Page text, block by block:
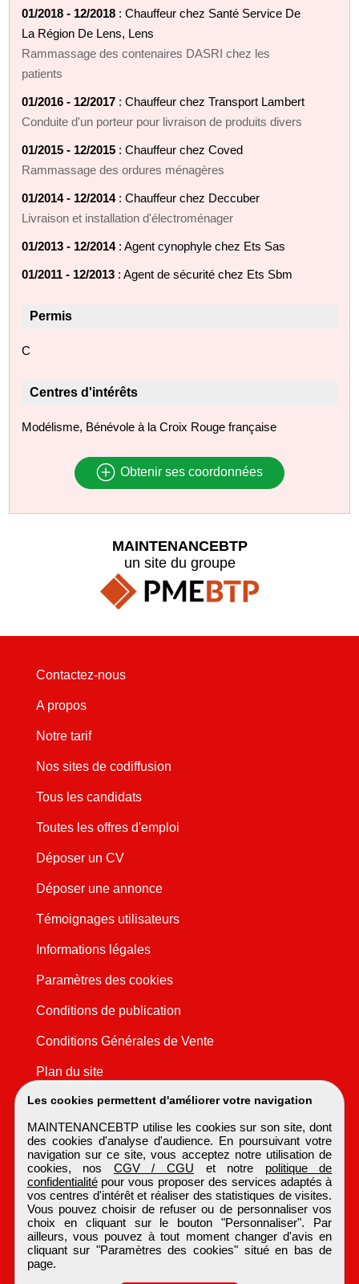
01/2018 - 12/2018 : Chauffeur chez Santé Service De
La Région De Lens, Lens
Rammassage des contenaires DASRI chez les
patients
01/2016 - 12/2017 : Chauffeur chez Transport Lambert
Conduite d'un porteur pour livraison de produits divers
01/2015 - 12/2015 : Chauffeur chez Coved
Rammassage des ordures ménagères
01/2014 - 12/2014: Chauffeur chez Deccuber
Livraison et installation d'électroménager
01/2013 - 12/2014: Agent cynophyle chez Ets Sas
01/2011 - 12/2013 : Agent de sécurité chez Ets Sbm
Permis
C
Centres d'intérêts
Modélisme, Bénévole à la Croix Rouge française
Obtenir ses coordonnées
Les cookies permettent d'améliorer votre navigation
MAINTENANCEBTP utilise les cookies sur son site, dont
des cookies d'analyse d'audience. En poursuivant votre
navigation sur ce site, vous acceptez notre utilisation de
cookies, nos CGV / CGU et notre politique de
confidentialitépour vous proposer des services adaptés à
vos centres d'intérêt et réaliser des statistiques de visites.
Vous pouvez choisir de refuser ou de personnaliser vos
choix en cliquant sur le bouton "Personnaliser". Par
ailleurs, vous pouvez à tout moment changer d'avis en
cliquant sur "Paramètres des cookies" situé en bas de
page.
MAINTENANCEBTP
un site du groupe
Contactez-nous
A propos
Notre tarif
Nos sites de codiffusion
Tous les candidats
Toutes les offres d'emploi
Déposer un CV
Déposer une annonce
Témoignages utilisateurs
Informations légales
Paramètres des cookies
Conditions de publication
Conditions Générales de Vente
Plan du site